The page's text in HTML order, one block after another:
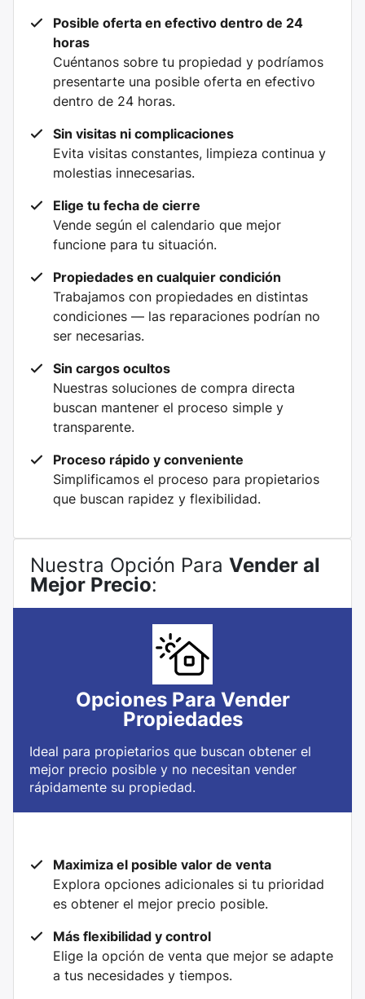
Posible oferta en efectivo dentro de 24
horas
Cuéntanos sobre tu propiedad y podríamos
presentarte una posible oferta en efectivo
dentro de 24 horas.
Sin visitas ni complicaciones
Evita visitas constantes, limpieza continua y
molestias innecesarias.
Elige tu fecha de cierre
Vende según el calendario que mejor
funcione para tu situación.
Propiedades en cualquier condición
Trabajamos con propiedades en distintas
condiciones — las reparaciones podrían no
ser necesarias.
Sin cargos ocultos
Nuestras soluciones de compra directa
buscan mantener el proceso simple y
transparente.
Proceso rápido y conveniente
Simplificamos el proceso para propietarios
que buscan rapidez y flexibilidad.
Nuestra Opción Para Vender al
Mejor Precio:
Opciones Para Vender
Propiedades
Ideal para propietarios que buscan obtener el
mejor precio posible y no necesitan vender
rápidamente su propiedad.
Maximiza el posible valor de venta
Explora opciones adicionales si tu prioridad
es obtener el mejor precio posible.
Más flexibilidad y control
Elige la opción de venta que mejor se adapte
a tus necesidades y tiempos.